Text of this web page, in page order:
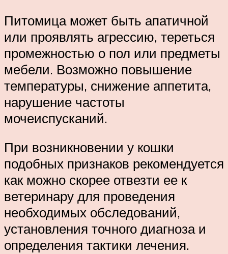
Питомица может быть апатичной
или проявлять агрессию, тереться
промежностью о пол или предметы
мебели. Возможно повышение
температуры, снижение аппетита,
нарушение частоты
мочеиспусканий.
При возникновении у кошки
подобных признаков рекомендуется
как можно скорее отвезти ее к
ветеринару для проведения
необходимых обследований,
установления точного диагноза и
определения тактики лечения.